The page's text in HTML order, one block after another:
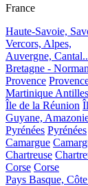
France
Haute-Savoie,
Vercors, Alpes,
Auvergne,
Bretagne -
Provence
Martinique Antilles
Île de la Réunion
Guyane,
Pyrénées Pyrénées
Camargue
Chartreuse
Corse Corse
Pays Basque,